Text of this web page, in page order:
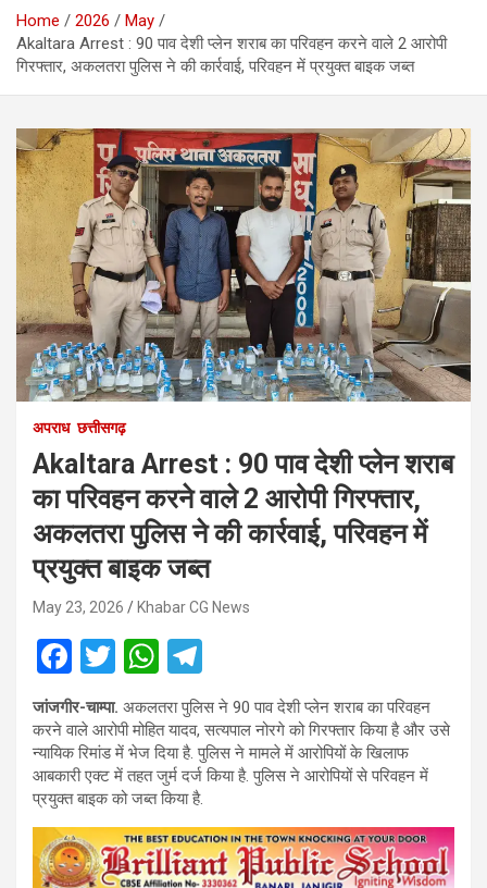
Home 2026
May
Akaltara Arrest : 90 पाव देशी प्लेन शराब का परिवहन करने वाले 2 आरोपी
गिरफ्तार, अकलतरा पुलिस ने की कार्रवाई, परिवहन में प्रयुक्त बाइक जब्त
अपराध छत्तीसगढ़
Akaltara Arrest : 90 पाव देशी प्लेन शराब
का परिवहन करने वाले 2 आरोपी गिरफ्तार,
अकलतरा पुलिस ने की कार्रवाई, परिवहन में
प्रयुक्त बाइक जब्त
May 23, 2026 Khabar CG News
F
a
ce
b
o
o
k
T
wi
tt
er
W
h
at
s
A
p
p
el
e
gr
a
m
जांजगीर-चाम्पा. अकलतरा पुलिस ने 90 पाव देशी प्लेन शराब का परिवहन
करने वाले आरोपी मोहित यादव, सत्यपाल नोरगे को गिरफ्तार किया है और उसे
न्यायिक रिमांड में भेज दिया है. पुलिस ने मामले में आरोपियों के खिलाफ
आबकारी एक्ट में तहत जुर्म दर्ज किया है. पुलिस ने आरोपियों से परिवहन में
प्रयुक्त बाइक को जब्त किया है.